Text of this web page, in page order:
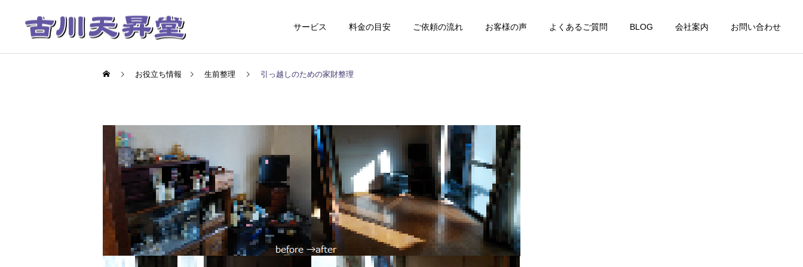
サービス 料金の目安 ご依頼の流れ お客様の声 よくあるご質問 BLOG 会社案内 お問い合わせ
代行海洋散骨 遺品整理
コンパクト祭壇 仏壇の供養整理 施設退去
お役立ち情報 生前整理 引っ越しのための家財整理